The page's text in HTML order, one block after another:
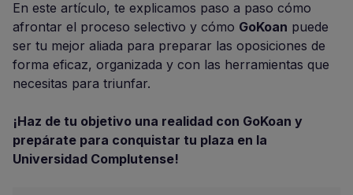
En este artículo, te explicamos paso a paso cómo
afrontar el proceso selectivo y cómo GoKoan puede
ser tu mejor aliada para preparar las oposiciones de
forma eficaz, organizada y con las herramientas que
necesitas para triunfar.
¡Haz de tu objetivo una realidad con GoKoan y
prepárate para conquistar tu plaza en la
Universidad Complutense!